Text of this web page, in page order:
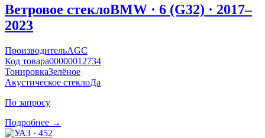
Ветровое стеклоBMW · 6 (G32) · 2017–
2023
ПроизводительAGC
Код товара00000012734
ТонировкаЗелёное
Акустическое стеклоДа
По запросу
Подробнее →